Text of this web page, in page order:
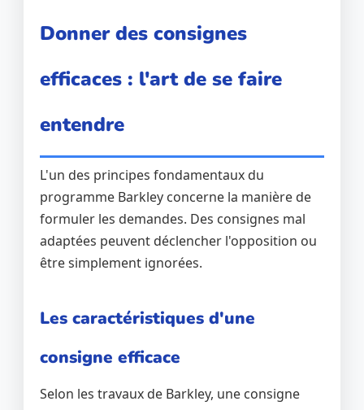
Donner des consignes
efficaces : l'art de se faire
entendre
L'un des principes fondamentaux du
programme Barkley concerne la manière de
formuler les demandes. Des consignes mal
adaptées peuvent déclencher l'opposition ou
être simplement ignorées.
Les caractéristiques d'une
consigne efficace
Selon les travaux de Barkley, une consigne